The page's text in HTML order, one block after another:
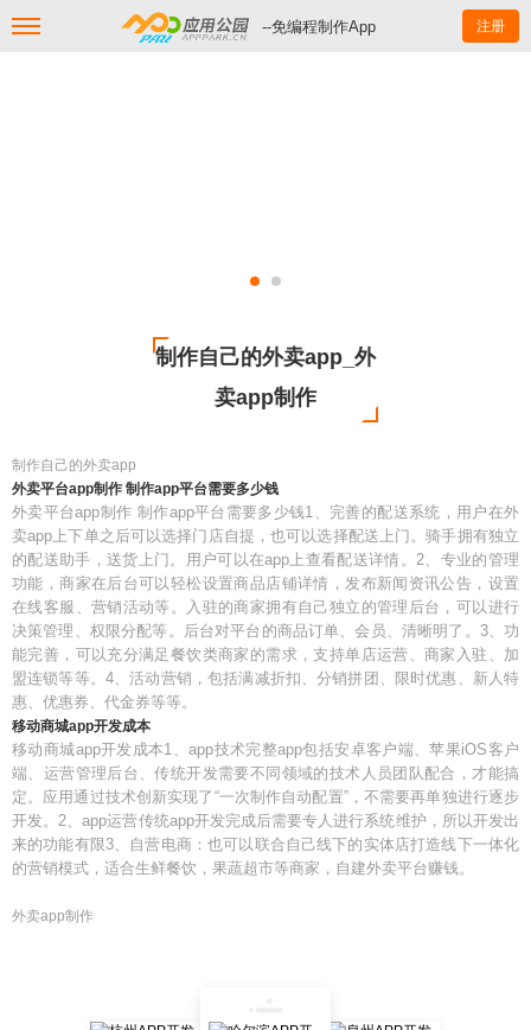
--免编程制作App 注册
制作自己的外卖app_外
卖app制作
制作自己的外卖app
外卖平台app制作 制作app平台需要多少钱
外卖平台app制作 制作app平台需要多少钱1、完善的配送系统，用户在外
卖app上下单之后可以选择门店自提，也可以选择配送上门。骑手拥有独立
的配送助手，送货上门。用户可以在app上查看配送详情。2、专业的管理
功能，商家在后台可以轻松设置商品店铺详情，发布新闻资讯公告，设置
在线客服、营销活动等。入驻的商家拥有自己独立的管理后台，可以进行
决策管理、权限分配等。后台对平台的商品订单、会员、清晰明了。3、功
能完善，可以充分满足餐饮类商家的需求，支持单店运营、商家入驻、加
盟连锁等等。4、活动营销，包括满减折扣、分销拼团、限时优惠、新人特
惠、优惠券、代金券等等。
移动商城app开发成本
移动商城app开发成本1、app技术完整app包括安卓客户端、苹果iOS客户
端、运营管理后台、传统开发需要不同领域的技术人员团队配合，才能搞
定。应用通过技术创新实现了“一次制作自动配置”，不需要再单独进行逐步
开发。2、app运营传统app开发完成后需要专人进行系统维护，所以开发出
来的功能有限3、自营电商：也可以联合自己线下的实体店打造线下一体化
的营销模式，适合生鲜餐饮，果蔬超市等商家，自建外卖平台赚钱。
外卖app制作